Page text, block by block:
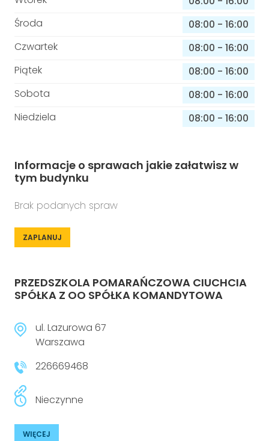
Środa
08:00 - 16:00
Czwartek
08:00 - 16:00
Piątek
08:00 - 16:00
Sobota
08:00 - 16:00
Niedziela
08:00 - 16:00
Informacje o sprawach jakie załatwisz w
tym budynku
Brak podanych spraw
ZAPLANUJ
PRZEDSZKOLA POMARAŃCZOWA CIUCHCIA
SPÓŁKA Z OO SPÓŁKA KOMANDYTOWA
ul. Lazurowa 67
Warszawa
226669468
Nieczynne
WIĘCEJ